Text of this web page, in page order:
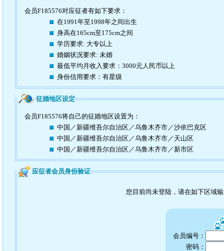
会员F185576对应征者有如下要求：
在1991年至1998年之间出生
身高在165cm至175cm之间
学历要求: 大专以上
婚姻状况要求: 未婚
最低平均月收入要求：3000元人民币以上
身份信用要求：有星级
征婚地区设定
会员F185576将自己的征婚地区设置为：
中国／新疆维吾尔自治区／乌鲁木齐市／沙依巴克区
中国／新疆维吾尔自治区／乌鲁木齐市／天山区
中国／新疆维吾尔自治区／乌鲁木齐市／新市区
应征者会员身份验证
您目前尚未登陆，请在如下区域
会员编号：
密码：